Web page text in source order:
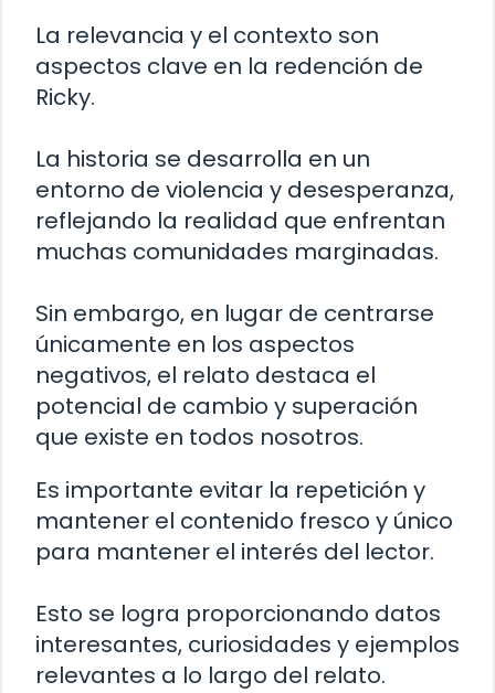
La relevancia y el contexto son
aspectos clave en la redención de
Ricky.
La historia se desarrolla en un
entorno de violencia y desesperanza,
reflejando la realidad que enfrentan
muchas comunidades marginadas.
Sin embargo, en lugar de centrarse
únicamente en los aspectos
negativos, el relato destaca el
potencial de cambio y superación
que existe en todos nosotros.
Es importante evitar la repetición y
mantener el contenido fresco y único
para mantener el interés del lector.
Esto se logra proporcionando datos
interesantes, curiosidades y ejemplos
relevantes a lo largo del relato.